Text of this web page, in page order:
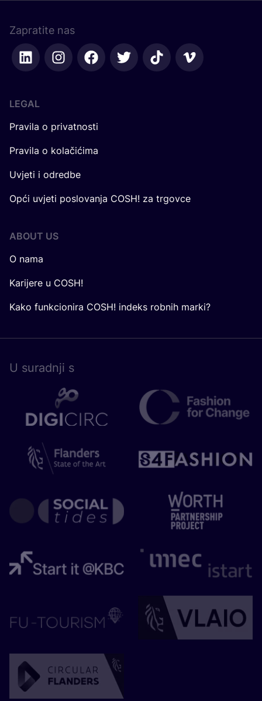
Zapratite nas
LEGAL
Pravila o privatnosti
Pravila o kolačićima
Uvjeti i odredbe
Opći uvjeti poslovanja COSH! za trgovce
ABOUT US
O nama
Karijere u COSH!
Kako funkcionira COSH! indeks robnih marki?
U surad­nji s